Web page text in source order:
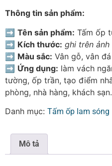
Thông tin sản phẩm:
➡ Tên sản phẩm: Tấm ốp
➡ Kích thước: ghi trên ảnh
➡ Màu sắc: Vân gỗ, vân
➡ Ứng dụng: làm vách
tường, ốp trần, tạo điểm
phòng, nhà hàng, khách
Danh mục: Tấm ốp lam sóng
Mô tả